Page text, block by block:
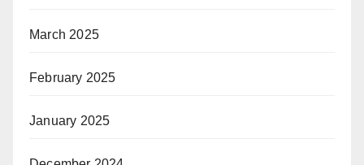
March 2025
February 2025
January 2025